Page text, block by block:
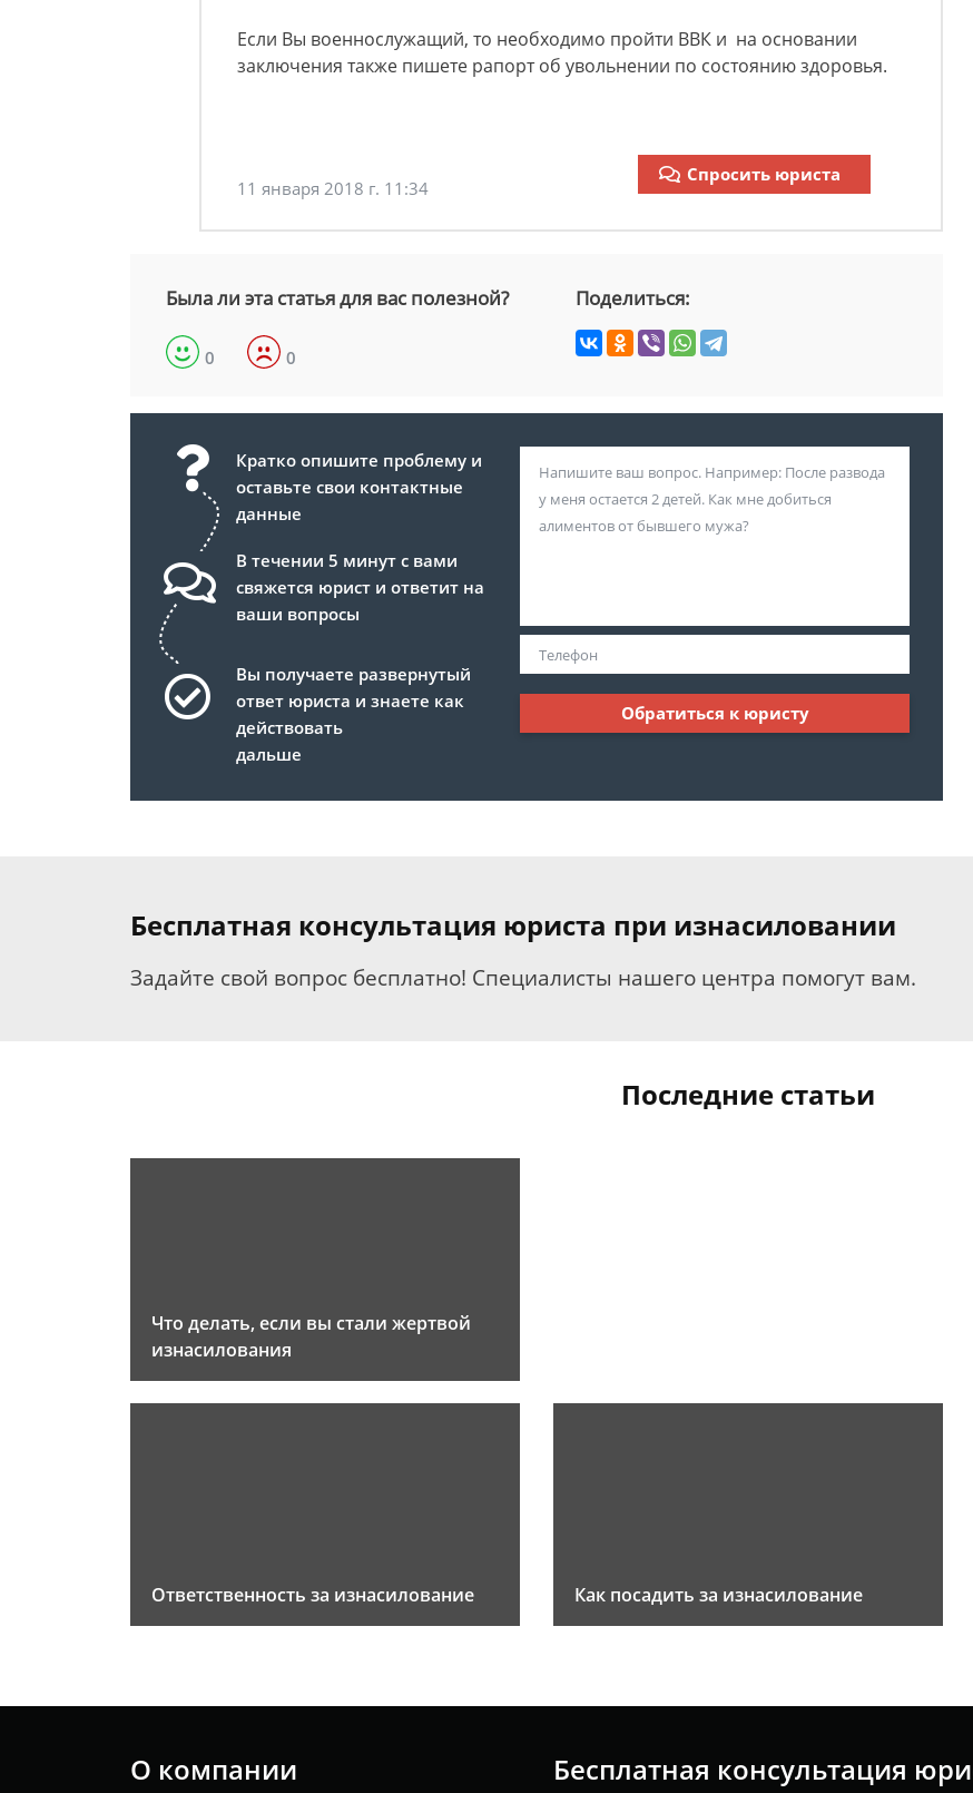
Если Вы военнослужащий, то необходимо пройти ВВК и на основании
заключения также пишете рапорт об увольнении по состоянию здоровья.
11 января 2018 г. 11:34
Спросить юриста
Была ли эта статья для вас полезной?
0 0
Поделиться:
Кратко опишите проблему и
оставьте свои контактные
данные
В течении 5 минут с вами
свяжется юрист и ответит на
ваши вопросы
Вы получаете развернутый
ответ юриста и знаете как
действовать
дальше
Обратиться к юристу
Бесплатная консультация юриста при изнасиловании
Задайте свой вопрос бесплатно! Специалисты нашего центра помогут вам.
Последние статьи
Что делать, если вы стали жертвой
изнасилования
Ответственность за изнасилование Как посадить за изнасилование
О компании Бесплатная консультация